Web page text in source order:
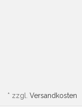
* zzgl. Versandkosten